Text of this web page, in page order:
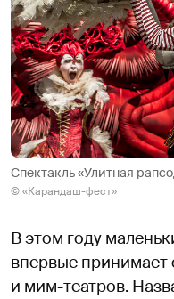
Спектакль «Улитная
© «Карандаш-фест»
В этом году
впервые принимает
и мим-театров.